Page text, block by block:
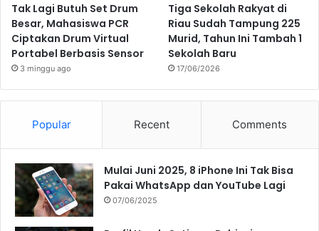
Tak Lagi Butuh Set Drum
Besar, Mahasiswa PCR
Ciptakan Drum Virtual
Portabel Berbasis Sensor
3 minggu ago
Tiga Sekolah Rakyat di
Riau Sudah Tampung 225
Murid, Tahun Ini Tambah 1
Sekolah Baru
17/06/2026
Popular Recent Comments
Mulai Juni 2025, 8 iPhone Ini Tak Bisa
Pakai WhatsApp dan YouTube Lagi
07/06/2025